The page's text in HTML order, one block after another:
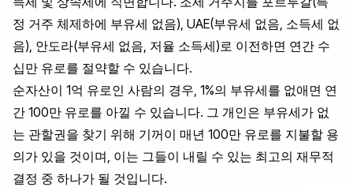
정 거주 체제하에 부유세 없음), UAE(부유세 없음, 소득세 없
음), 안도라(부유세 없음, 저율 소득세)로 이전하면 연간 수
십만 유로를 절약할 수 있습니다.
순자산이 1억 유로인 사람의 경우, 1%의 부유세를 없애면 연
간 100만 유로를 아낄 수 있습니다. 그 개인은 부유세가 없
는 관할권을 찾기 위해 기꺼이 매년 100만 유로를 지불할 용
의가 있을 것이며, 이는 그들이 내릴 수 있는 최고의 재무적
결정 중 하나가 될 것입니다.